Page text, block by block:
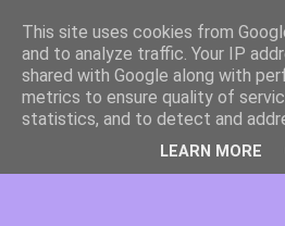
This site uses cookies from
and to analyze traffic. Your IP
shared with Google along with
metrics to ensure quality of
statistics, and to detect and
LEARN MORE